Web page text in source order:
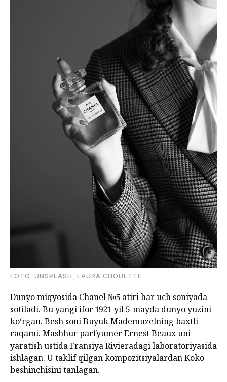
FOTO: UNSPLASH, LAURA CHOUETTE
Dunyo miqyosida Chanel №5 atiri har uch soniyada
sotiladi. Bu yangi ifor 1921-yil 5-mayda dunyo yuzini
koʻrgan. Besh soni Buyuk Mademuzelning baxtli
raqami. Mashhur parfyumer Ernest Beaux uni
yaratish ustida Fransiya Rivieradagi laboratoriyasida
ishlagan. U taklif qilgan kompozitsiyalardan Koko
beshinchisini tanlagan.